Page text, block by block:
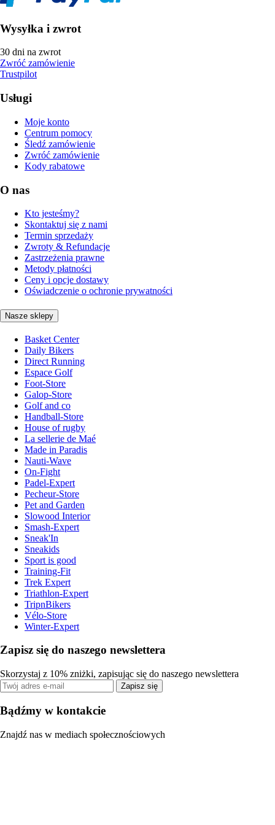
Wysyłka i zwrot
30 dni na zwrot
Zwróć zamówienie
Trustpilot
Usługi
Moje konto
Centrum pomocy
Śledź zamówienie
Zwróć zamówienie
Kody rabatowe
O nas
Kto jesteśmy?
Skontaktuj się z nami
Termin sprzedaży
Zwroty & Refundacje
Zastrzeżenia prawne
Metody płatności
Ceny i opcje dostawy
Oświadczenie o ochronie prywatności
Nasze sklepy
Basket Center
Daily Bikers
Direct Running
Espace Golf
Foot-Store
Galop-Store
Golf and co
Handball-Store
House of rugby
La sellerie de Maé
Made in Paradis
Nauti-Wave
On-Fight
Padel-Expert
Pecheur-Store
Pet and Garden
Slowood Interior
Smash-Expert
Sneak'In
Sneakids
Sport is good
Training-Fit
Trek Expert
Triathlon-Expert
TripnBikers
Vélo-Store
Winter-Expert
Zapisz się do naszego newslettera
Skorzystaj z 10% zniżki, zapisując się do naszego newslettera
Zapisz się
Bądźmy w kontakcie
Znajdź nas w mediach społecznościowych